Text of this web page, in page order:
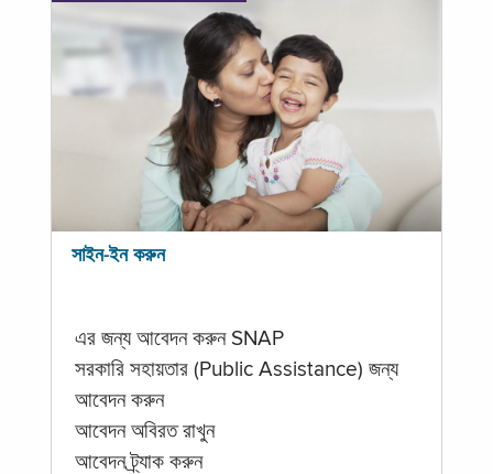
সাইন-ইন করুন
এর জন্য আবেদন করুন SNAP
সরকারি সহায়তার (Public Assistance) জন্য
আবেদন করুন
আবেদন অবিরত রাখুন
আবেদন ট্র্যাক করুন